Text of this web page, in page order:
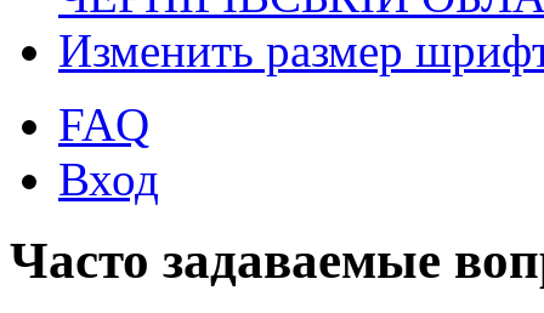
Изменить размер
FAQ
Вход
Часто задаваемые